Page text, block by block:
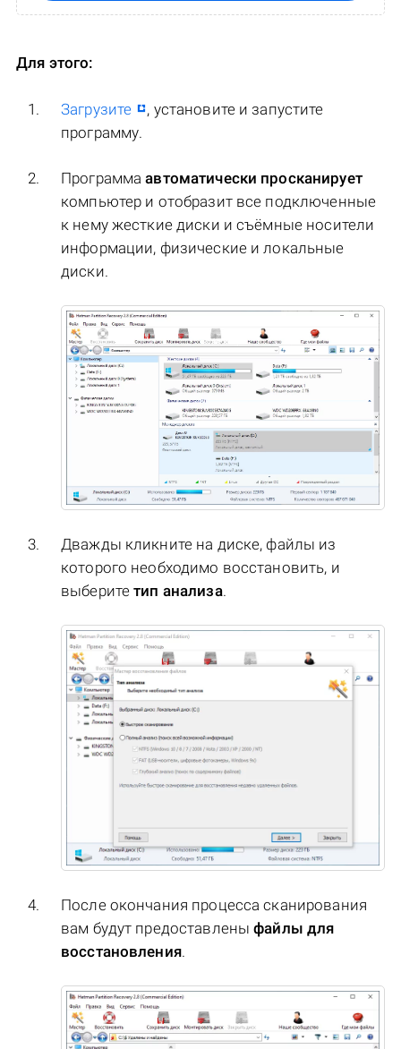
Для этого:
Загрузите
, установите и запустите
программу.
Программаавтоматически просканирует
компьютер и отобразит все подключенные
к нему жесткие диски и съёмные носители
информации, физические и локальные
диски.
Дважды кликните на диске, файлы из
которого необходимо восстановить, и
выберитетип анализа.
После окончания процесса сканирования
вам будут предоставленыфайлы для
восстановления.